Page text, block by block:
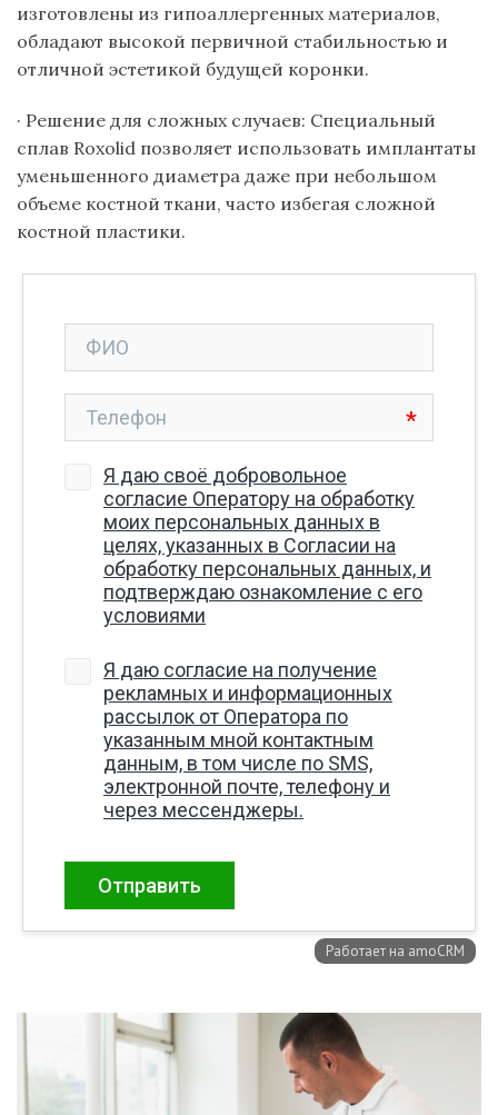
изготовлены из гипоаллергенных материалов,
обладают высокой первичной стабильностью и
отличной эстетикой будущей коронки.
· Решение для сложных случаев: Специальный
сплав Roxolid позволяет использовать имплантаты
уменьшенного диаметра даже при небольшом
объеме костной ткани, часто избегая сложной
костной пластики.